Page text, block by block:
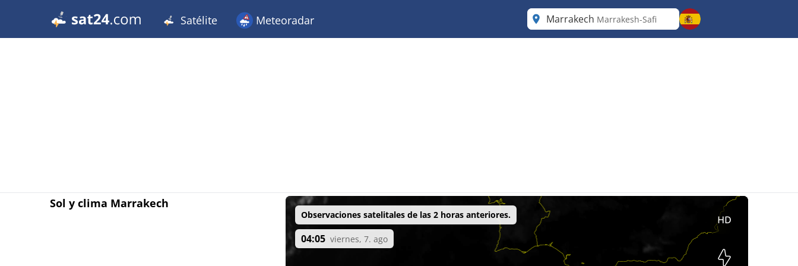
Satélite Meteoradar Marrakech Marrakesh-Safi
Sol y clima Marrakech
Observaciones satelitales de las 2 horas anteriores.
04:05 viernes, 7. ago